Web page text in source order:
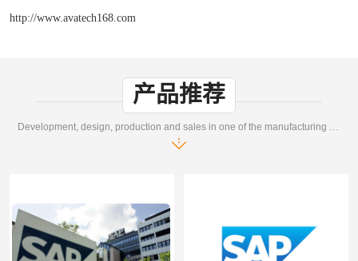
http://www.avatech168.com
产品推荐
Development, design, production and sales in one of the manufacturing enterprises